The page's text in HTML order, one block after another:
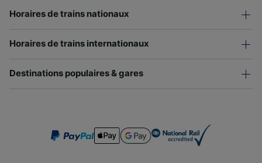
Horaires de trains nationaux
Horaires de trains internationaux
Destinations populaires & gares